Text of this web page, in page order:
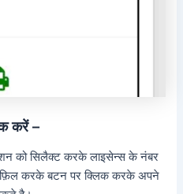
करें –
को सिलैक्ट करके लाइसेन्स के नंबर
फ़िल करके बटन पर क्लिक करके अपने